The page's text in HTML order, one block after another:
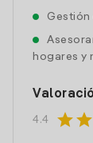
Gestión
hogares y
4.4 starstar